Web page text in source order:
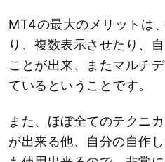
MT4の最大のメリットは
り、複数表示させたり、
ことが出来、またマルチ
ているということです。
また、ほぼ全てのテクニ
が出来る他、自分の自作